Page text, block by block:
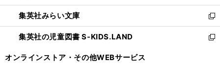
開
く
ウ
で
開
く
ン
ド
ウ
で
ウ
ィ
ン
ド
集英社みらい文庫
新
し
い
集英社の児童図書 S-KIDS.LAND
新
オンラインストア・ その他WEBサービス